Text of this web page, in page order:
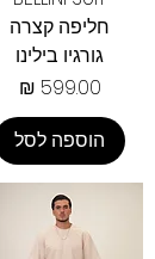
חליפה קצרה
גורגיו בילינו
מחיר
הוספה לסל